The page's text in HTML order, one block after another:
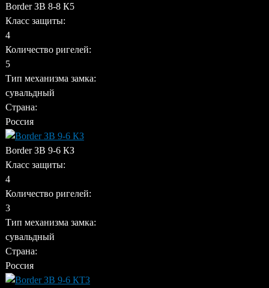
Border ЗВ 8-8 К5
Класс защиты:
4
Количество ригелей:
5
Тип механизма замка:
сувальдный
Страна:
Россия
Border ЗВ 9-6 КЗ
Класс защиты:
4
Количество ригелей:
3
Тип механизма замка:
сувальдный
Страна:
Россия